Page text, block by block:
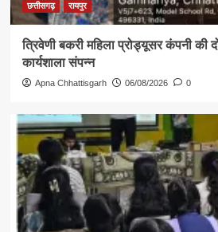
छत्तीसगढ़ रायपुर
त्रिवेणी बकरी महिला प्रोड्यूसर कंपनी की
कार्यशाला संपन्न
Apna Chhattisgarh 06/08/2026 0